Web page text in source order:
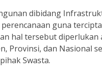
dibidang
guna
hal tersebut diperlukan
Provinsi, dan Nasional
Swasta.